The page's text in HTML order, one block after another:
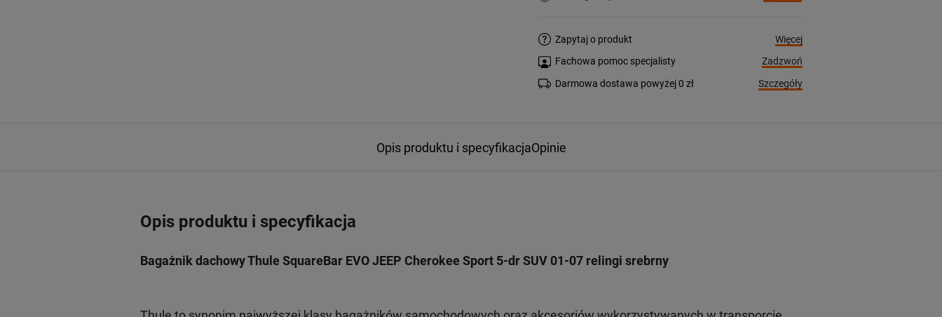
Zapytaj o produkt
Więcej
Fachowa pomoc specjalisty
Zadzwoń
Darmowa dostawa powyżej 0 zł
Szczegóły
Opis produktu i specyfikacjaOpinie
Opis produktu i specyfikacja
Bagażnik dachowy Thule SquareBar EVO JEEP Cherokee Sport 5-dr SUV 01-07 relingi srebrny